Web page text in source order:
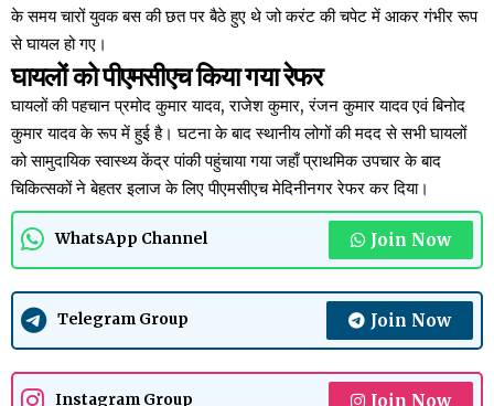
के समय चारों युवक बस की छत पर बैठे हुए थे जो करंट की चपेट में आकर गंभीर रूप
से घायल हो गए।
घायलों को पीएमसीएच किया गया रेफर
घायलों की पहचान प्रमोद कुमार यादव, राजेश कुमार, रंजन कुमार यादव एवं बिनोद
कुमार यादव के रूप में हुई है। घटना के बाद स्थानीय लोगों की मदद से सभी घायलों
को सामुदायिक स्वास्थ्य केंद्र पांकी पहुंचाया गया जहाँ प्राथमिक उपचार के बाद
चिकित्सकों ने बेहतर इलाज के लिए पीएमसीएच मेदिनीनगर रेफर कर दिया।
WhatsApp Channel Join Now
Telegram Group Join Now
Instagram Group Join Now